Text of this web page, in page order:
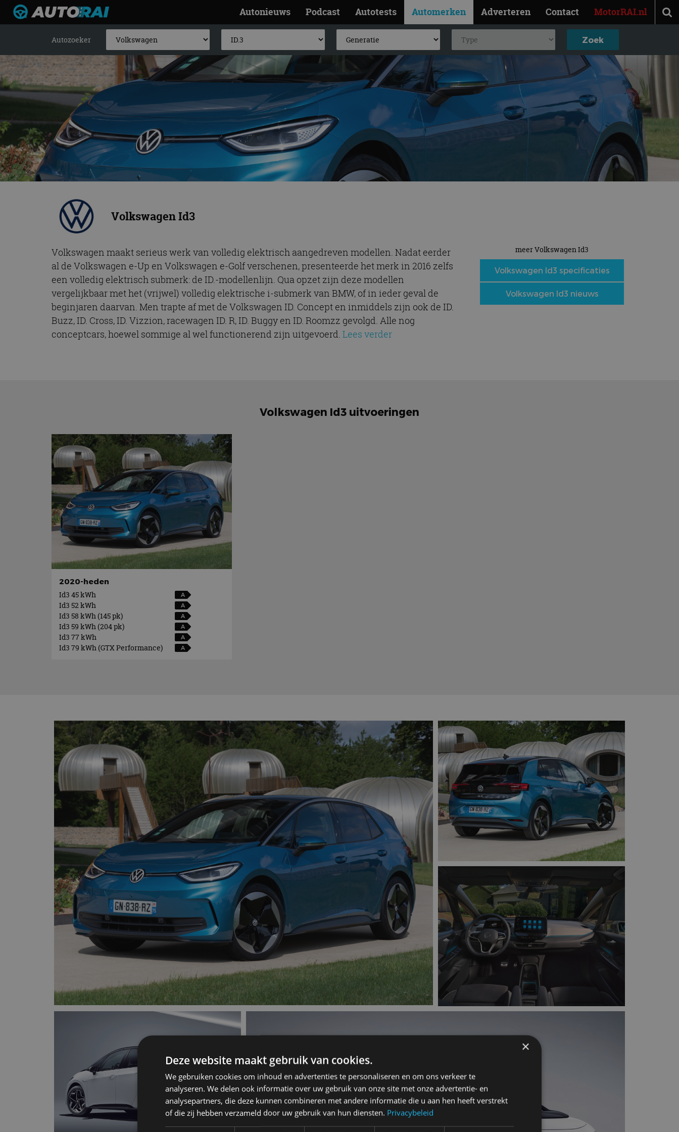
Autonieuws Podcast Autotests Automerken Adverteren Contact MotorRAI.nl
Autozoeker
Volkswagen Id3
Volkswagen maakt serieus werk van volledig elektrisch aangedreven modellen. Nadat eerder
al de Volkswagen e-Up en Volkswagen e-Golf verschenen, presenteerde het merk in 2016 zelfs
een volledig elektrisch submerk: de ID.-modellenlijn. Qua opzet zijn deze modellen
vergelijkbaar met het (vrijwel) volledig elektrische i-submerk van BMW, of in ieder geval de
beginjaren daarvan. Men trapte af met de Volkswagen ID. Concept en inmiddels zijn ook de ID.
Buzz, ID. Cross, ID. Vizzion, racewagen ID. R, ID. Buggy en ID. Roomzz gevolgd. Alle nog
conceptcars, hoewel sommige al wel functionerend zijn uitgevoerd. Lees verder
meer Volkswagen Id3
Volkswagen Id3 specificaties
Volkswagen Id3 nieuws
Volkswagen Id3 uitvoeringen
2020-heden
Id3 45 kWh A
Id3 52 kWh A
Id3 58 kWh (145 pk) A
Id3 59 kWh (204 pk) A
Id3 77 kWh A
Id3 79 kWh (GTX Performance) A
×
Deze website maakt gebruik van cookies.
We gebruiken cookies om inhoud en advertenties te personaliseren en om ons verkeer te
analyseren. We delen ook informatie over uw gebruik van onze site met onze advertentie- en
analysepartners, die deze kunnen combineren met andere informatie die u aan hen heeft verstrekt
of die zij hebben verzameld door uw gebruik van hun diensten. Privacybeleid